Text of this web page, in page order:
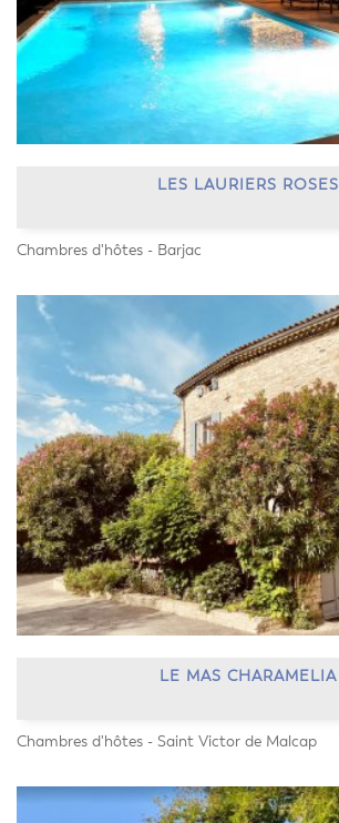
LES LAURIERS ROSES
Chambres d'hôtes - Barjac
LE MAS CHARAMELIA
Chambres d'hôtes - Saint Victor de Malcap